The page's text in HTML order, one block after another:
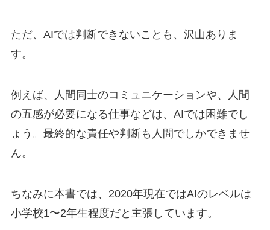
ただ、 AIでは判断できないことも、沢山ありま
す。
例えば、人間同士のコミュニケーションや、人間
の五感が必要になる仕事などは、 AIでは困難でし
ょう。最終的な責任や判断も人間でしかできませ
ん。
ちなみに本書では、 2020年現在ではAIのレベルは
小学校1〜2年生程度だと主張しています。